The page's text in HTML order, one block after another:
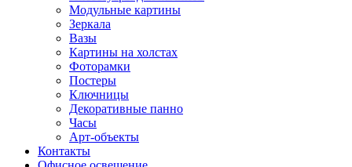
Модульные картины
Зеркала
Вазы
Картины на холстах
Фоторамки
Постеры
Ключницы
Декоративные панно
Часы
Арт-объекты
Контакты